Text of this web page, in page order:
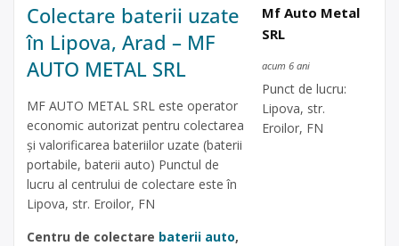
Colectare baterii uzate
în Lipova, Arad – MF
AUTO METAL SRL
MF AUTO METAL SRL este operator
economic autorizat pentru colectarea
și valorificarea bateriilor uzate (baterii
portabile, baterii auto) Punctul de
lucru al centrului de colectare este în
Lipova, str. Eroilor, FN
Centru de colectare baterii auto,
Mf Auto Metal
SRL
acum 6 ani
Punct de lucru:
Lipova, str.
Eroilor, FN